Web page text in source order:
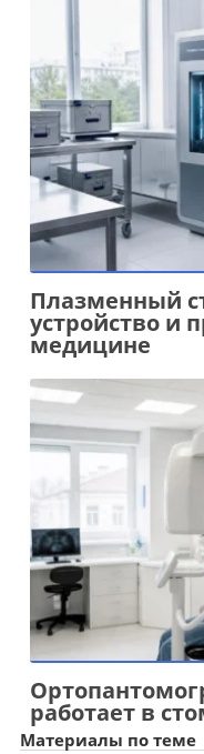
Плазменный
устройство и
медицине
работает в
Материалы по теме